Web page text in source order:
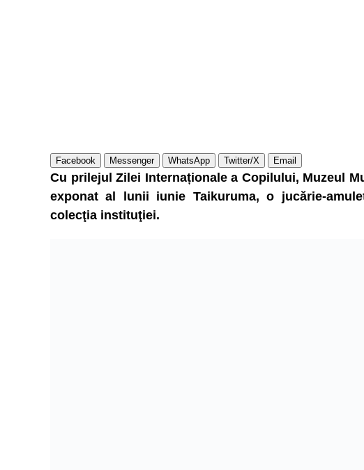
Facebook Messenger WhatsApp Twitter/X Email
Cu prilejul Zilei Internaționale a Copilului, Muzeul
exponat al lunii iunie Taikuruma, o jucărie-
colecţia instituţiei.